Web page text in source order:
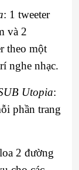
: 1 tweeter
và 2
theo một
nghe nhạc.
Utopia:
phần trang
2 đường